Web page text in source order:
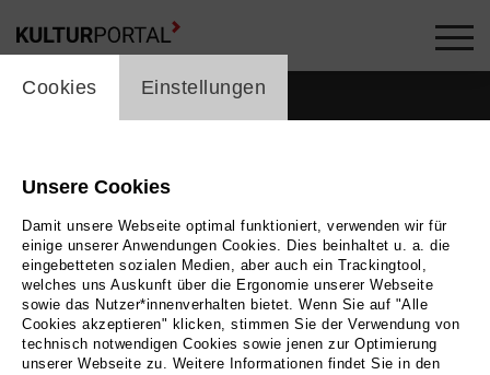
cookie_layer
Cookies Einstellungen
Unsere Cookies
Damit unsere Webseite optimal funktioniert, verwenden wir für
einige unserer Anwendungen Cookies. Dies beinhaltet u. a. die
eingebetteten sozialen Medien, aber auch ein Trackingtool,
welches uns Auskunft über die Ergonomie unserer Webseite
sowie das Nutzer*innenverhalten bietet. Wenn Sie auf "Alle
Cookies akzeptieren" klicken, stimmen Sie der Verwendung von
technisch notwendigen Cookies sowie jenen zur Optimierung
unserer Webseite zu. Weitere Informationen findet Sie in den